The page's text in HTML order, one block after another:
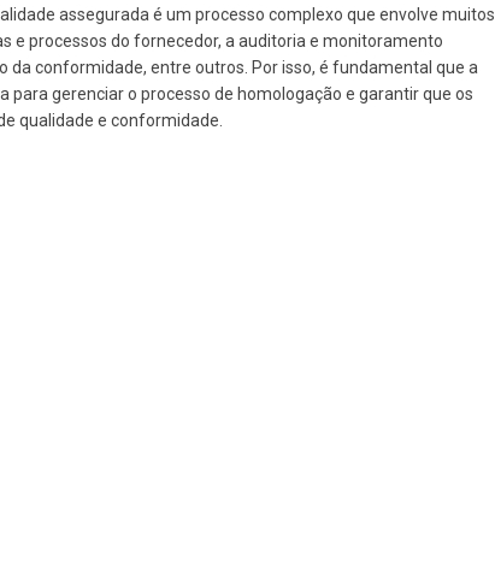
assegurada é um processo complexo que envolve muitos
e processos do fornecedor, a auditoria e monitoramento
da conformidade, entre outros. Por isso, é fundamental que a
gerenciar o processo de homologação e garantir que os
qualidade e conformidade.